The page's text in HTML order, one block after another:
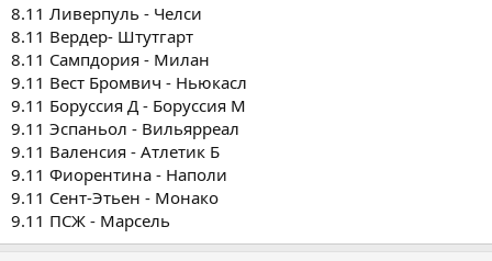
8.11 Ливерпуль - Челси
8.11 Вердер- Штутгарт
8.11 Сампдория - Милан
9.11 Вест Бромвич - Ньюкасл
9.11 Боруссия Д - Боруссия М
9.11 Эспаньол - Вильярреал
9.11 Валенсия - Атлетик Б
9.11 Фиорентина - Наполи
9.11 Сент-Этьен - Монако
9.11 ПСЖ - Марсель